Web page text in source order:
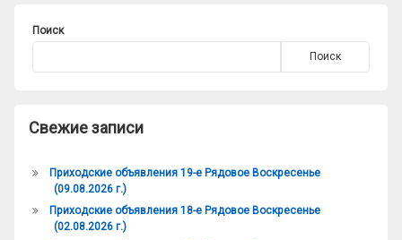
Поиск
Поиск
Свежие записи
Приходские объявления 19-е Рядовое Воскресенье
(09.08.2026 г.)
Приходские объявления 18-е Рядовое Воскресенье
(02.08.2026 г.)